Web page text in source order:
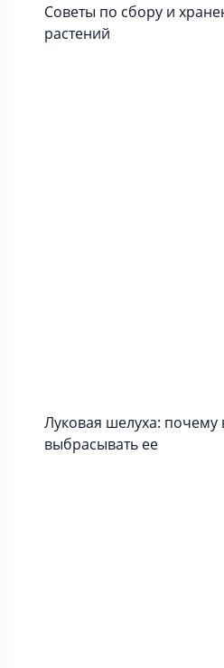
Советы по сбору и
растений
Луковая шелуха:
выбрасывать ее